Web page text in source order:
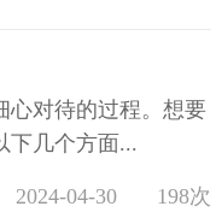
心对待的过程。想要
下几个方面...
2024-04-30 198次